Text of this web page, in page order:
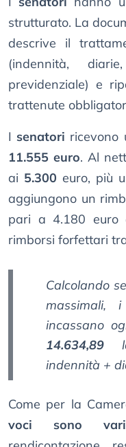
strutturato. La
descrive il
(indennità,
previdenziale) e
trattenute
I senatori ricevono
11.555 euro. Al
ai 5.300 euro, più
aggiungono un
pari a 4.180 euro
rimborsi forfettari
Calcolando
massimali,
incassano
14.634,89
indennità +
Come per la
voci sono